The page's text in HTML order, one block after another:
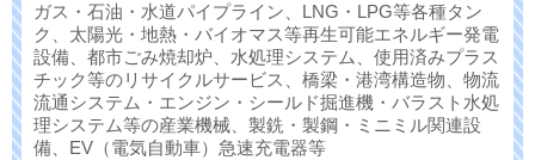
ガス・石油・水道パイプライン、LNG・LPG等各種タン
ク、太陽光・地熱・バイオマス等再生可能エネルギー発電
設備、都市ごみ焼却炉、水処理システム、使用済みプラス
チック等のリサイクルサービス、橋梁・港湾構造物、物流
流通システム・エンジン・シールド掘進機・バラスト水処
理システム等の産業機械、製銑・製鋼・ミニミル関連設
備、EV（電気自動車）急速充電器等